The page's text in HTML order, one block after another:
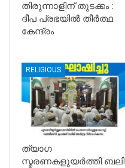
തിരുന്നാളിന് തുടക്കം :
ദീപ പ്രഭയിൽ തീർത്ഥ
കേന്ദ്രം
RELIGIOUS
ത്യാഗ
സ്മരണകളുയർത്തി ബലി